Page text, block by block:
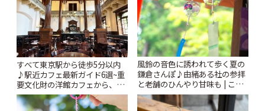
すべて東京駅から徒歩5分以内
♪駅近カフェ最新ガイド6選~重
要文化財の洋館カフェから、改
札すぐのレトロ喫茶まで~ | こと
りっぷ
風鈴の音色に誘われて歩く夏の
鎌倉さんぽ♪由緒ある社の参拝
と老舗のひんやり甘味も | こと
りっぷ